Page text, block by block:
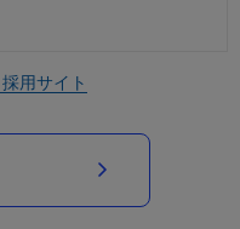
採用サイト